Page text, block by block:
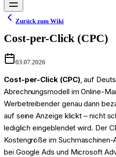
Zurück zum Wiki
Cost-per-Click (CPC)
03.07.2026
Cost-per-Click (CPC), auf
Abrechnungsmodell im Online-
Werbetreibender genau dann
auf seine Anzeige klickt – nicht
lediglich eingeblendet wird. Der
Kostengröße im Suchmaschinen-
bei Google Ads und Microsoft